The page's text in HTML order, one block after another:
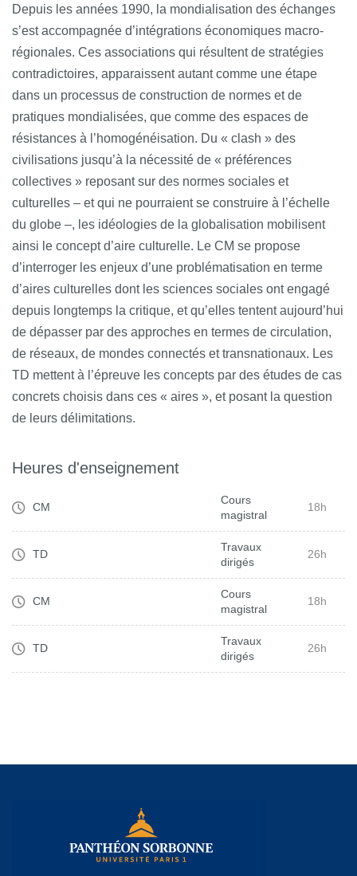
Depuis les années 1990, la mondialisation des échanges
s’est accompagnée d’intégrations économiques macro-
régionales. Ces associations qui résultent de stratégies
contradictoires, apparaissent autant comme une étape
dans un processus de construction de normes et de
pratiques mondialisées, que comme des espaces de
résistances à l’homogénéisation. Du « clash » des
civilisations jusqu’à la nécessité de « préférences
collectives » reposant sur des normes sociales et
culturelles – et qui ne pourraient se construire à l’échelle
du globe –, les idéologies de la globalisation mobilisent
ainsi le concept d’aire culturelle. Le CM se propose
d’interroger les enjeux d’une problématisation en terme
d’aires culturelles dont les sciences sociales ont engagé
depuis longtemps la critique, et qu’elles tentent aujourd’hui
de dépasser par des approches en termes de circulation,
de réseaux, de mondes connectés et transnationaux. Les
TD mettent à l’épreuve les concepts par des études de cas
concrets choisis dans ces « aires », et posant la question
de leurs délimitations.
Heures d'enseignement
CM
Cours
magistral
18h
TD
Travaux
dirigés
26h
CM
Cours
magistral
18h
TD
Travaux
dirigés
26h